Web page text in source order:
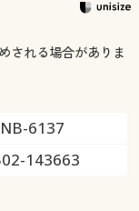
される場合がありま
NB-6137
143663